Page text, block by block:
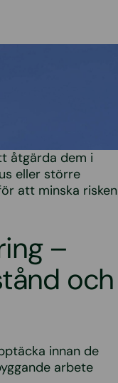
åtgärda dem i
eller större
att minska risken
–
och
innan de
arbete